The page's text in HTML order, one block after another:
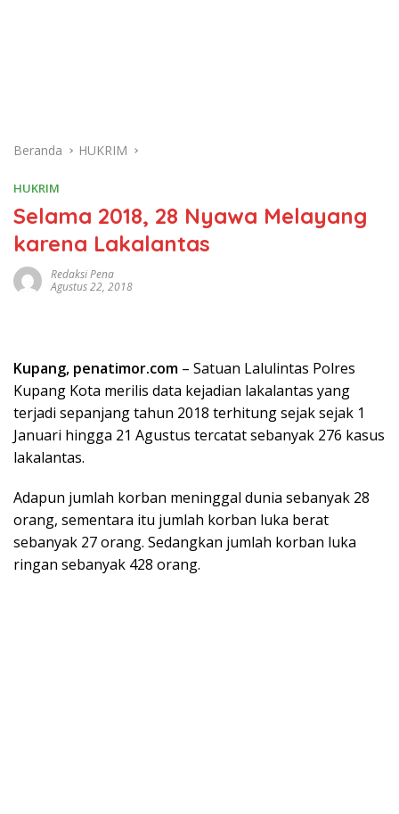
Beranda HUKRIM
HUKRIM
Selama 2018, 28 Nyawa Melayang
karena Lakalantas
Redaksi Pena
Agustus 22, 2018
Kupang, penatimor.com – Satuan Lalulintas Polres
Kupang Kota merilis data kejadian lakalantas yang
terjadi sepanjang tahun 2018 terhitung sejak sejak 1
Januari hingga 21 Agustus tercatat sebanyak 276 kasus
lakalantas.
Adapun jumlah korban meninggal dunia sebanyak 28
orang, sementara itu jumlah korban luka berat
sebanyak 27 orang. Sedangkan jumlah korban luka
ringan sebanyak 428 orang.